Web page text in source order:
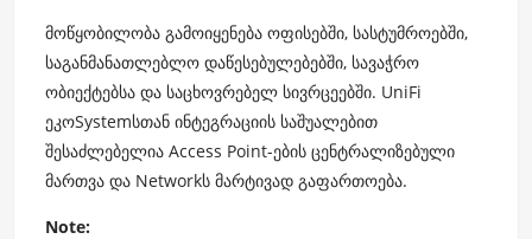
მოწყობილობა გამოიყენება ოფისებში, სასტუმროებში,
საგანმანათლებლო დაწესებულებებში, სავაჭრო
ობიექტებსა და საცხოვრებელ სივრცეებში. UniFi
ეკოSystemსთან ინტეგრაციის საშუალებით
შესაძლებელია Access Point-ების ცენტრალიზებული
მართვა და Networkს მარტივად გაფართოება.
Note: